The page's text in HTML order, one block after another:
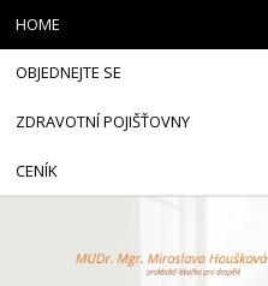
HOME
OBJEDNEJTE SE
ZDRAVOTNÍ POJIŠŤOVNY
CENÍK